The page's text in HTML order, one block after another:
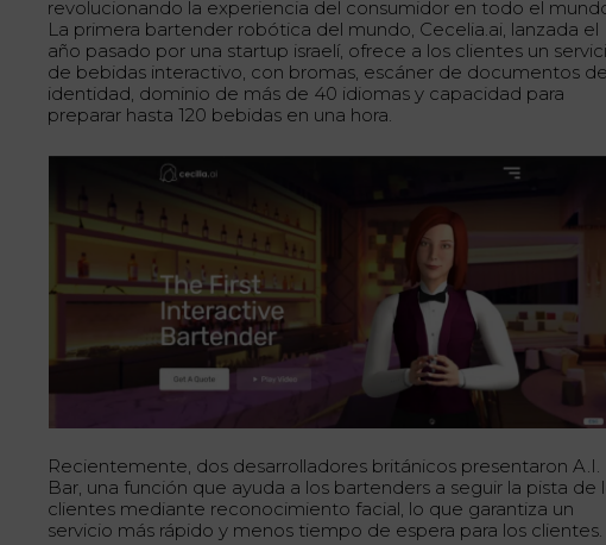
revolucionando la experiencia del consumidor en todo el
La primera bartender robótica del mundo, Cecelia.ai, lanzada el
año pasado por una startup israelí, ofrece a los clientes un
de bebidas interactivo, con bromas, escáner de documentos de
identidad, dominio de más de 40 idiomas y capacidad para
preparar hasta 120 bebidas en una hora.
Recientemente, dos desarrolladores británicos presentaron A.I.
Bar, una función que ayuda a los bartenders a seguir la pista de
clientes mediante reconocimiento facial, lo que garantiza un
servicio más rápido y menos tiempo de espera para los clientes.